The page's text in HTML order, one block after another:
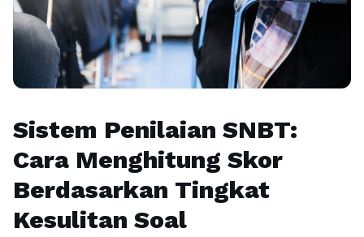
Sistem Penilaian SNBT:
Cara Menghitung Skor
Berdasarkan Tingkat
Kesulitan Soal